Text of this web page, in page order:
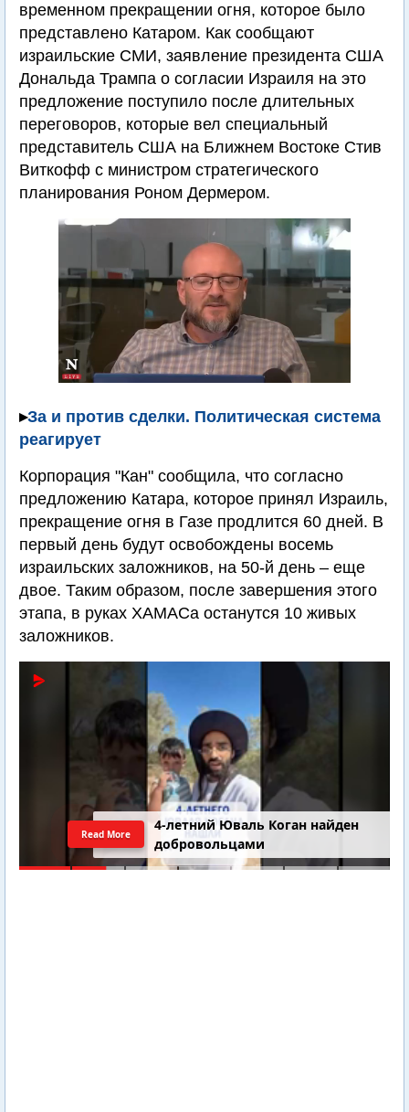
временном прекращении огня, которое было
представлено Катаром. Как сообщают
израильские СМИ, заявление президента США
Дональда Трампа о согласии Израиля на это
предложение поступило после длительных
переговоров, которые вел специальный
представитель США на Ближнем Востоке Стив
Виткофф с министром стратегического
планирования Роном Дермером.
▸За и против сделки. Политическая система
реагирует
Корпорация "Кан" сообщила, что согласно
предложению Катара, которое принял Израиль,
прекращение огня в Газе продлится 60 дней. В
первый день будут освобождены восемь
израильских заложников, на 50-й день – еще
двое. Таким образом, после завершения этого
этапа, в руках ХАМАСа останутся 10 живых
заложников.
4-летний Юваль Коган найден
добровольцами
Read More